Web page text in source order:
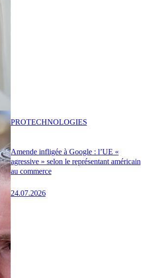
Amende infligée à Google : l’UE «
agressive » selon le représentant américain
au commerce
24.07.2026
PROTECHNOLOGIES